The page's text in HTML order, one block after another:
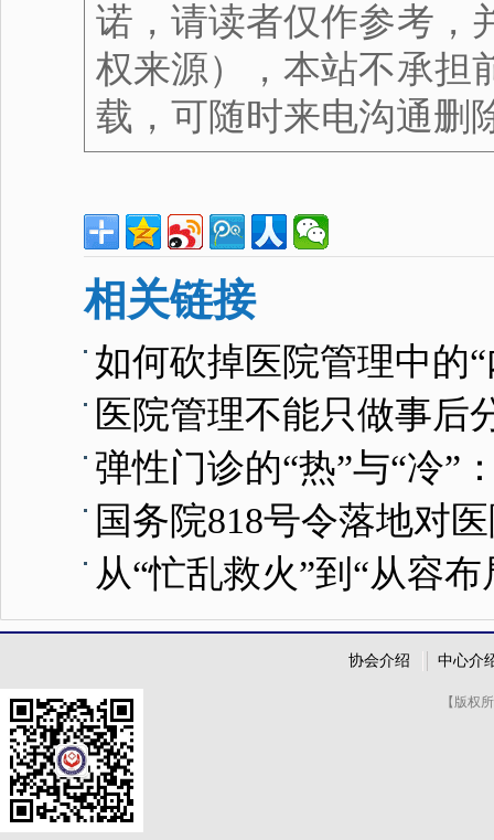
诺，请读者仅作参考，
权来源），本站不承担
载，可随时来电沟通删
相关链接
如何砍掉医院管理中的
医院管理不能只做事后
弹性门诊的“热”与“冷”
国务院818号令落地对
从“忙乱救火”到“从容
协会介绍 中心介
【版权